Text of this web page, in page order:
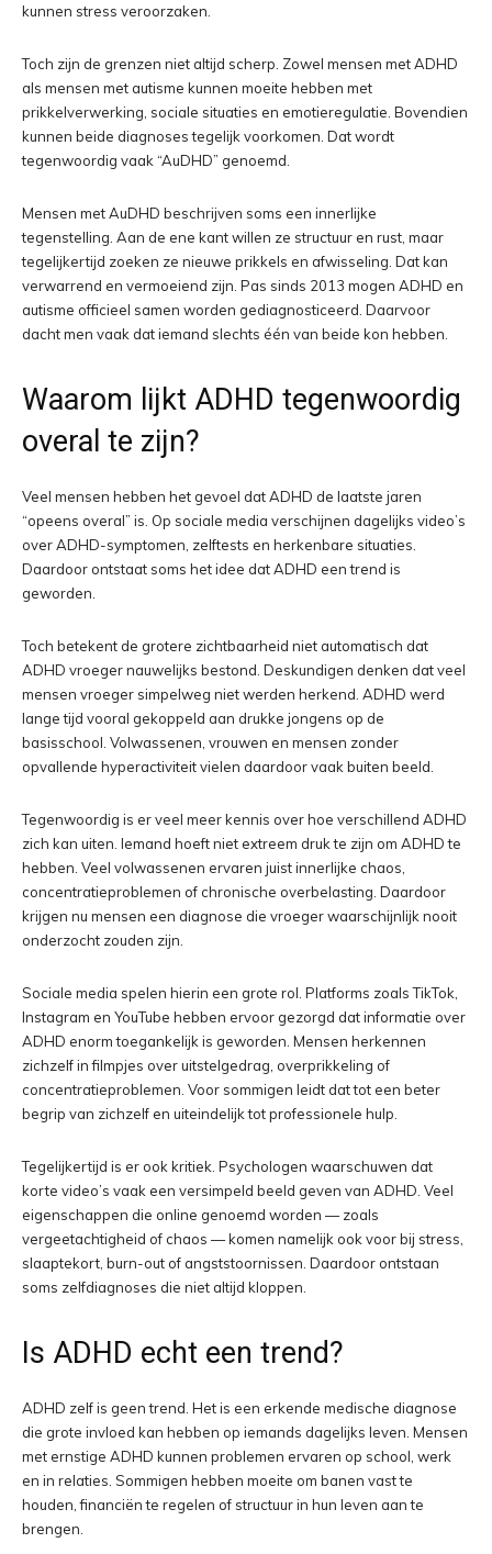
kunnen stress veroorzaken.
Toch zijn de grenzen niet altijd scherp. Zowel mensen met ADHD
als mensen met autisme kunnen moeite hebben met
prikkelverwerking, sociale situaties en emotieregulatie. Bovendien
kunnen beide diagnoses tegelijk voorkomen. Dat wordt
tegenwoordig vaak “AuDHD” genoemd.
Mensen met AuDHD beschrijven soms een innerlijke
tegenstelling. Aan de ene kant willen ze structuur en rust, maar
tegelijkertijd zoeken ze nieuwe prikkels en afwisseling. Dat kan
verwarrend en vermoeiend zijn. Pas sinds 2013 mogen ADHD en
autisme officieel samen worden gediagnosticeerd. Daarvoor
dacht men vaak dat iemand slechts één van beide kon hebben.
Waarom lijkt ADHD tegenwoordig
overal te zijn?
Veel mensen hebben het gevoel dat ADHD de laatste jaren
“opeens overal” is. Op sociale media verschijnen dagelijks video’s
over ADHD-symptomen, zelftests en herkenbare situaties.
Daardoor ontstaat soms het idee dat ADHD een trend is
geworden.
Toch betekent de grotere zichtbaarheid niet automatisch dat
ADHD vroeger nauwelijks bestond. Deskundigen denken dat veel
mensen vroeger simpelweg niet werden herkend. ADHD werd
lange tijd vooral gekoppeld aan drukke jongens op de
basisschool. Volwassenen, vrouwen en mensen zonder
opvallende hyperactiviteit vielen daardoor vaak buiten beeld.
Tegenwoordig is er veel meer kennis over hoe verschillend ADHD
zich kan uiten. Iemand hoeft niet extreem druk te zijn om ADHD te
hebben. Veel volwassenen ervaren juist innerlijke chaos,
concentratieproblemen of chronische overbelasting. Daardoor
krijgen nu mensen een diagnose die vroeger waarschijnlijk nooit
onderzocht zouden zijn.
Sociale media spelen hierin een grote rol. Platforms zoals TikTok,
Instagram en YouTube hebben ervoor gezorgd dat informatie over
ADHD enorm toegankelijk is geworden. Mensen herkennen
zichzelf in filmpjes over uitstelgedrag, overprikkeling of
concentratieproblemen. Voor sommigen leidt dat tot een beter
begrip van zichzelf en uiteindelijk tot professionele hulp.
Tegelijkertijd is er ook kritiek. Psychologen waarschuwen dat
korte video’s vaak een versimpeld beeld geven van ADHD. Veel
eigenschappen die online genoemd worden — zoals
vergeetachtigheid of chaos — komen namelijk ook voor bij stress,
slaaptekort, burn-out of angststoornissen. Daardoor ontstaan
soms zelfdiagnoses die niet altijd kloppen.
Is ADHD echt een trend?
ADHD zelf is geen trend. Het is een erkende medische diagnose
die grote invloed kan hebben op iemands dagelijks leven. Mensen
met ernstige ADHD kunnen problemen ervaren op school, werk
en in relaties. Sommigen hebben moeite om banen vast te
houden, financiën te regelen of structuur in hun leven aan te
brengen.